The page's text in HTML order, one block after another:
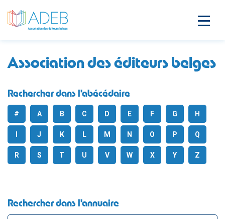
Association des éditeurs belges
Rechercher dans l'abécédaire
# A B C D E F G H
J K L M N O P Q
R S T U V W X Y Z
Rechercher dans l'annuaire